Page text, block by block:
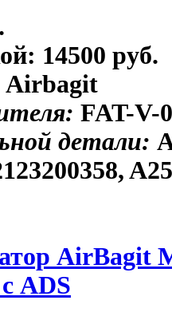
14500 руб.
Airbagit
FAT-V-
детали:
AirBagit
ADS